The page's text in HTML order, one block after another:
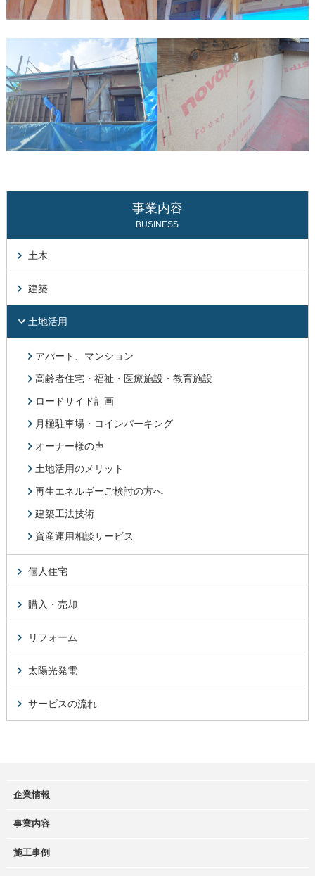
事業内容
BUSINESS
土木
建築
土地活用
アパート、マンション
高齢者住宅・福祉・医療施設・教育施設
ロードサイド計画
月極駐車場・コインパーキング
オーナー様の声
土地活用のメリット
再生エネルギーご検討の方へ
建築工法技術
資産運用相談サービス
個人住宅
購入・売却
リフォーム
太陽光発電
サービスの流れ
企業情報
事業内容
施工事例